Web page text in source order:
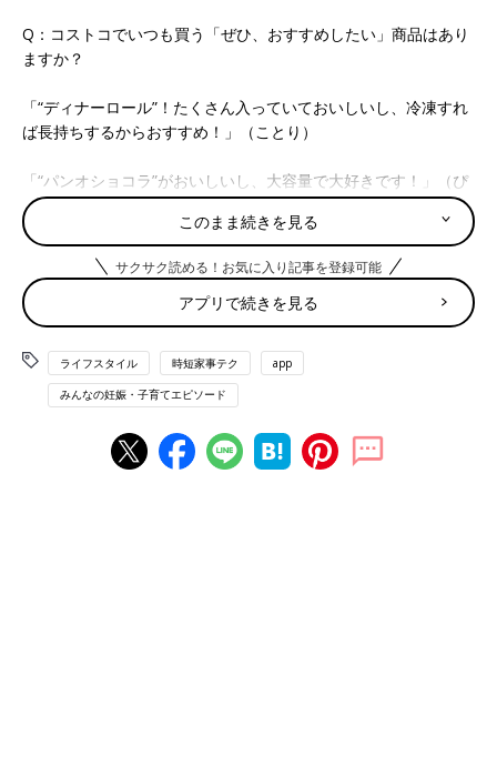
Q：コストコでいつも買う「ぜひ、おすすめしたい」商品はあり
ますか？
「“ディナーロール”！たくさん入っていておいしいし、冷凍すれ
ば長持ちするからおすすめ！」（ことり）
「“パンオショコラ”がおいしいし、大容量で大好きです！」（ぴ
よぴよこ）
「“ロティサリーチキン”！丸鶏なのにお手ごろ価格！“おしりふ
き”も厚手で使いやすいので、必ず買ってます！」（コタツから
出れないママ）
「“豚ひき肉”。80％赤身が入っているのに、他のスーパーと比べ
てもとても安い！私が購入したときは、100gあたり88円くらい
でした。うちの子どもたちは合い挽き肉より豚ひき肉が好きなの
「ごはんがあればできる“ビビンバの素”。小腹がすいたときに食
このまま続きを見る
サクサク読める！お気に入り記事を登録可能
アプリで続きを見る
ライフスタイル 時短家事テク app
みんなの妊娠・子育てエピソード